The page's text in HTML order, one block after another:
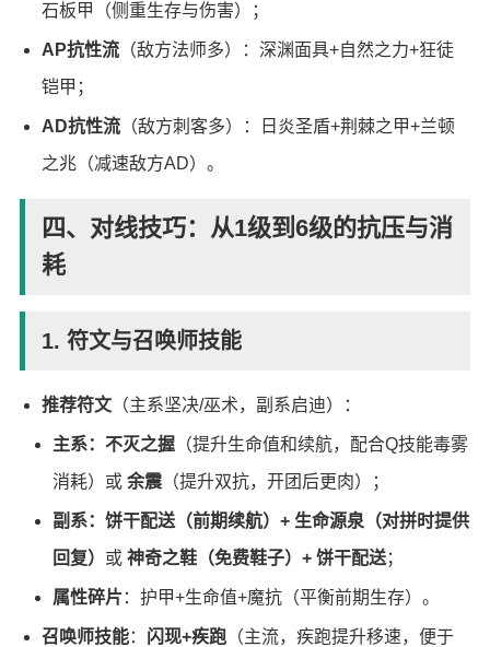
石板甲（侧重生存与伤害）；
AP抗性流（敌方法师多）：深渊面具+自然之力+狂徒
铠甲；
AD抗性流（敌方刺客多）：日炎圣盾+荆棘之甲+兰顿
之兆（减速敌方AD）。
四、对线技巧：从1级到6级的抗压与消
耗
1. 符文与召唤师技能
推荐符文（主系坚决/巫术，副系启迪）：
主系：不灭之握（提升生命值和续航，配合Q技能毒雾
消耗）或 余震（提升双抗，开团后更肉）；
副系：饼干配送（前期续航）+ 生命源泉（对拼时提供
回复） 或 神奇之鞋（免费鞋子）+ 饼干配送；
属性碎片 ：护甲+生命值+魔抗（平衡前期生存）。
召唤师技能： 闪现+疾跑（主流，疾跑提升移速，便于